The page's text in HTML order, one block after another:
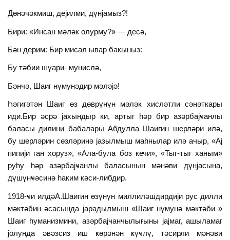
Дөнәҹәкмиш, деjилми, дүнjамыз?!
Бири: «Инсан мәләк олурму?» — десә,
Бән дерим: Бир мисал ывар бакыныз:
Бу тәбии шүари- мунислә,
Бәнҹә, Шаиг нүмунәдир мәләjә!
Һәгигәтән Шаиг өз дөврүнүн мәләк хисләтли сәнәткары
иди.Бир әсрә jахындыр ки, артыг һәр бир азәрбаjҹанлы
баласы дилини бабалары Абдулла Шаигин шерләри илә,
бу шерләрин сөзләринә jазылмыш маһнылар илә ачыр, «Аj
пипиjи ган хоруз», «Ала-була боз кечи», «Тыг-тыг ханым»
руһу һәр азәрбаjҹанлы баласынын мәнәви дүнjасына,
дүшүнҹәсинә һаким кәси-либдир.
1918-ҹи илдәА.Шаигин өзүнүн миллиләшдирдиjи рус дилли
мәктәбин әсасында jарадылмыш «Шаиг нүмунә мәктәби »
Шаиг һуманизмини, азәрбаjҹанчылығыны jаjмаг, ашыламаг
jолунда әвәзсиз иш ҝөрәнән ҝүҹлү, тәсирли мәнәви